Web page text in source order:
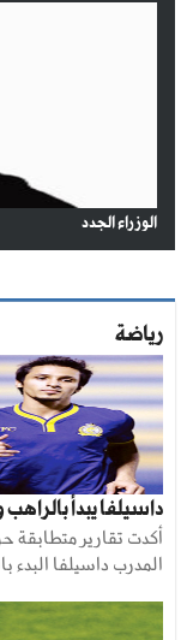
الوزراء الجدد
رياضة
داسيلفا يبدأ
أكدت تقارير متطابقة
المدرب داسيلفا البدء